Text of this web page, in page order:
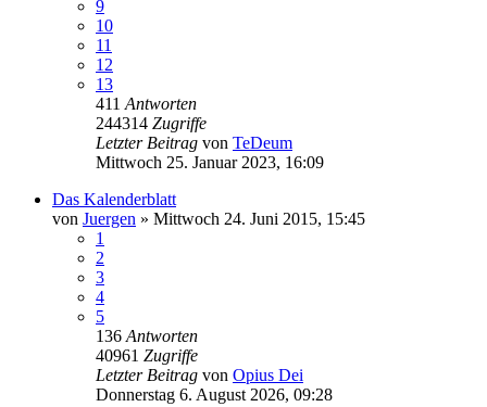
9
10
11
12
13
411 Antworten
244314 Zugriffe
Letzter Beitrag von TeDeum
Mittwoch 25. Januar 2023, 16:09
Das Kalenderblatt
von Juergen » Mittwoch 24. Juni 2015, 15:45
1
2
3
4
5
136 Antworten
40961 Zugriffe
Letzter Beitrag von Opius Dei
Donnerstag 6. August 2026, 09:28